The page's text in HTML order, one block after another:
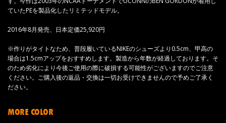
ていたPEを製品化したリミテッドモデル。
2016年8月発売、日本定価25,920円
※作りがタイトなため、普段履いているNIKEのシューズより0.5cm、甲高の
場合は1.5cmアップをおすすめします。製造から年数が経過しております。そ
のため劣化により今後ご使用の際に破損する可能性がございますのでご注意
ください。ご購入後の返品・交換は一切お受けできませんので予めご了承く
ださい。
MORE COLOR